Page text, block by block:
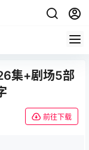
集+剧场5部
前往下载